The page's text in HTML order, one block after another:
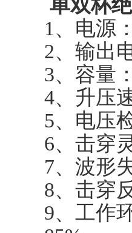
单双杯
1、电源
2、输出
3、容量
4、升压
5、电压
6、击穿
7、波形
8、击穿
9、工作